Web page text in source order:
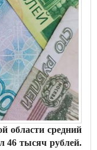
области средний
46 тысяч рублей.